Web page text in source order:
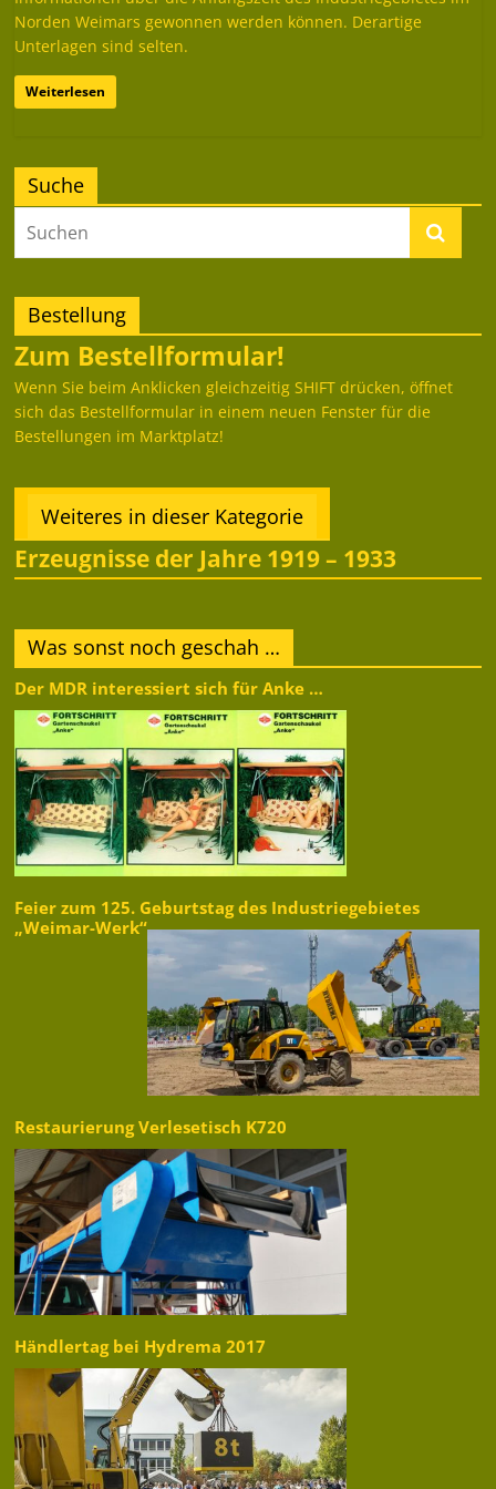
Norden Weimars gewonnen werden können. Derartige
Unterlagen sind selten.
Weiterlesen
Suche
Bestellung
Zum Bestellformular!
Wenn Sie beim Anklicken gleichzeitig SHIFT drücken, öffnet
sich das Bestellformular in einem neuen Fenster für die
Bestellungen im Marktplatz!
Weiteres in dieser Kategorie
Erzeugnisse der Jahre 1919 – 1933
Was sonst noch geschah …
Der MDR interessiert sich für Anke …
Feier zum 125. Geburtstag des Industriegebietes
„Weimar-Werk“
Restaurierung Verlesetisch K720
Händlertag bei Hydrema 2017